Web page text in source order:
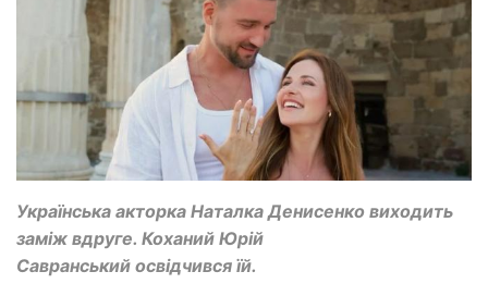
Українська акторка Наталка Денисенко виходить
заміж вдруге. Коханий Юрій
Савранський освідчився їй.